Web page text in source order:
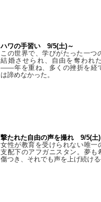
ハワの手習い 9/5(土)～
この世界で、学びがたった一つ
結婚させられ、自由を奪われ
——年を重ね、多くの挫折を経
は諦めなかった。
撃たれた自由の声を撮れ 9/5(土)
女性が教育を受けられない唯一
支配下のアフガニスタン。夢も
傷つき、それでも声を上げ続け